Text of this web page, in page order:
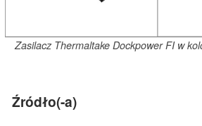
Zasilacz Thermaltake Dockpower FI w
Źródło(-a)